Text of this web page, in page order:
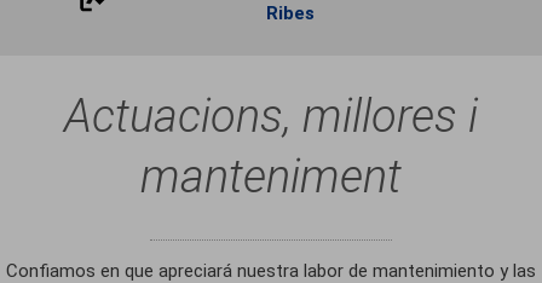
Ribes
Actuacions, millores i
manteniment
Confiamos en que apreciará nuestra labor de mantenimiento y las